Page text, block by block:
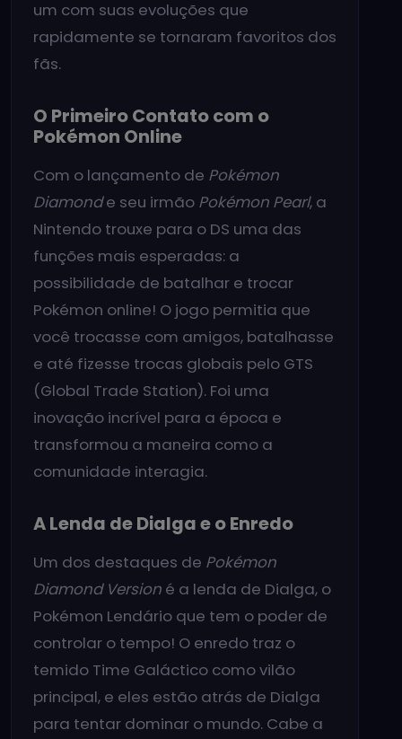
um com suas evoluções que
rapidamente se tornaram favoritos dos
fãs.
O Primeiro Contato com o
Pokémon Online
Com o lançamento de Pokémon
Diamonde seu irmão Pokémon Pearl, a
Nintendo trouxe para o DS uma das
funções mais esperadas: a
possibilidade de batalhar e trocar
Pokémon online! O jogo permitia que
você trocasse com amigos, batalhasse
e até fizesse trocas globais pelo GTS
(Global Trade Station). Foi uma
inovação incrível para a época e
transformou a maneira como a
comunidade interagia.
A Lenda de Dialga e o Enredo
Um dos destaques de Pokémon
Diamond Version é a lenda de Dialga, o
Pokémon Lendário que tem o poder de
controlar o tempo! O enredo traz o
temido Time Galáctico como vilão
principal, e eles estão atrás de Dialga
para tentar dominar o mundo. Cabe a